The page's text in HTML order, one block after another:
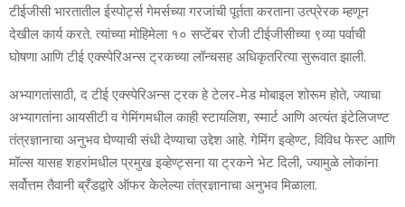
टीईजीसी भारतातील ईस्‍पोर्ट्स गेमर्सच्‍या गरजांची पूर्तता करताना उत्‍प्रेरक म्‍हणून
देखील कार्य करते. त्‍यांच्‍या मोहिमेला १० सप्‍टेंबर रोजी टीईजीसीच्‍या ९व्‍या पर्वाची
घोषणा आणि टीई एक्‍स्‍पेरिअन्‍स ट्रकच्‍या लॉन्‍चसह अधिकृतरित्‍या सुरूवात झाली.
अभ्यागतांसाठी, द टीई एक्‍स्‍पेरिअन्‍स ट्रक हे टेलर-मेड मोबाइल शोरूम होते, ज्याचा
अभ्यागतांना आयसीटी व गेमिंगमधील काही स्टायलिश, स्मार्ट आणि अत्यंत इंटेलिजण्‍ट
तंत्रज्ञानाचा अनुभव घेण्याची संधी देण्‍याचा उद्देश आहे. गेमिंग इव्‍हेण्‍ट, विविध फेस्ट आणि
मॉल्स यासह शहरांमधील प्रमुख इव्‍हेण्‍ट्सना या ट्रकने भेट दिली, ज्‍यामुळे लोकांना
सर्वोत्तम तैवानी ब्रँडद्वारे ऑफर केलेल्या तंत्रज्ञानाचा अनुभव मिळाला.